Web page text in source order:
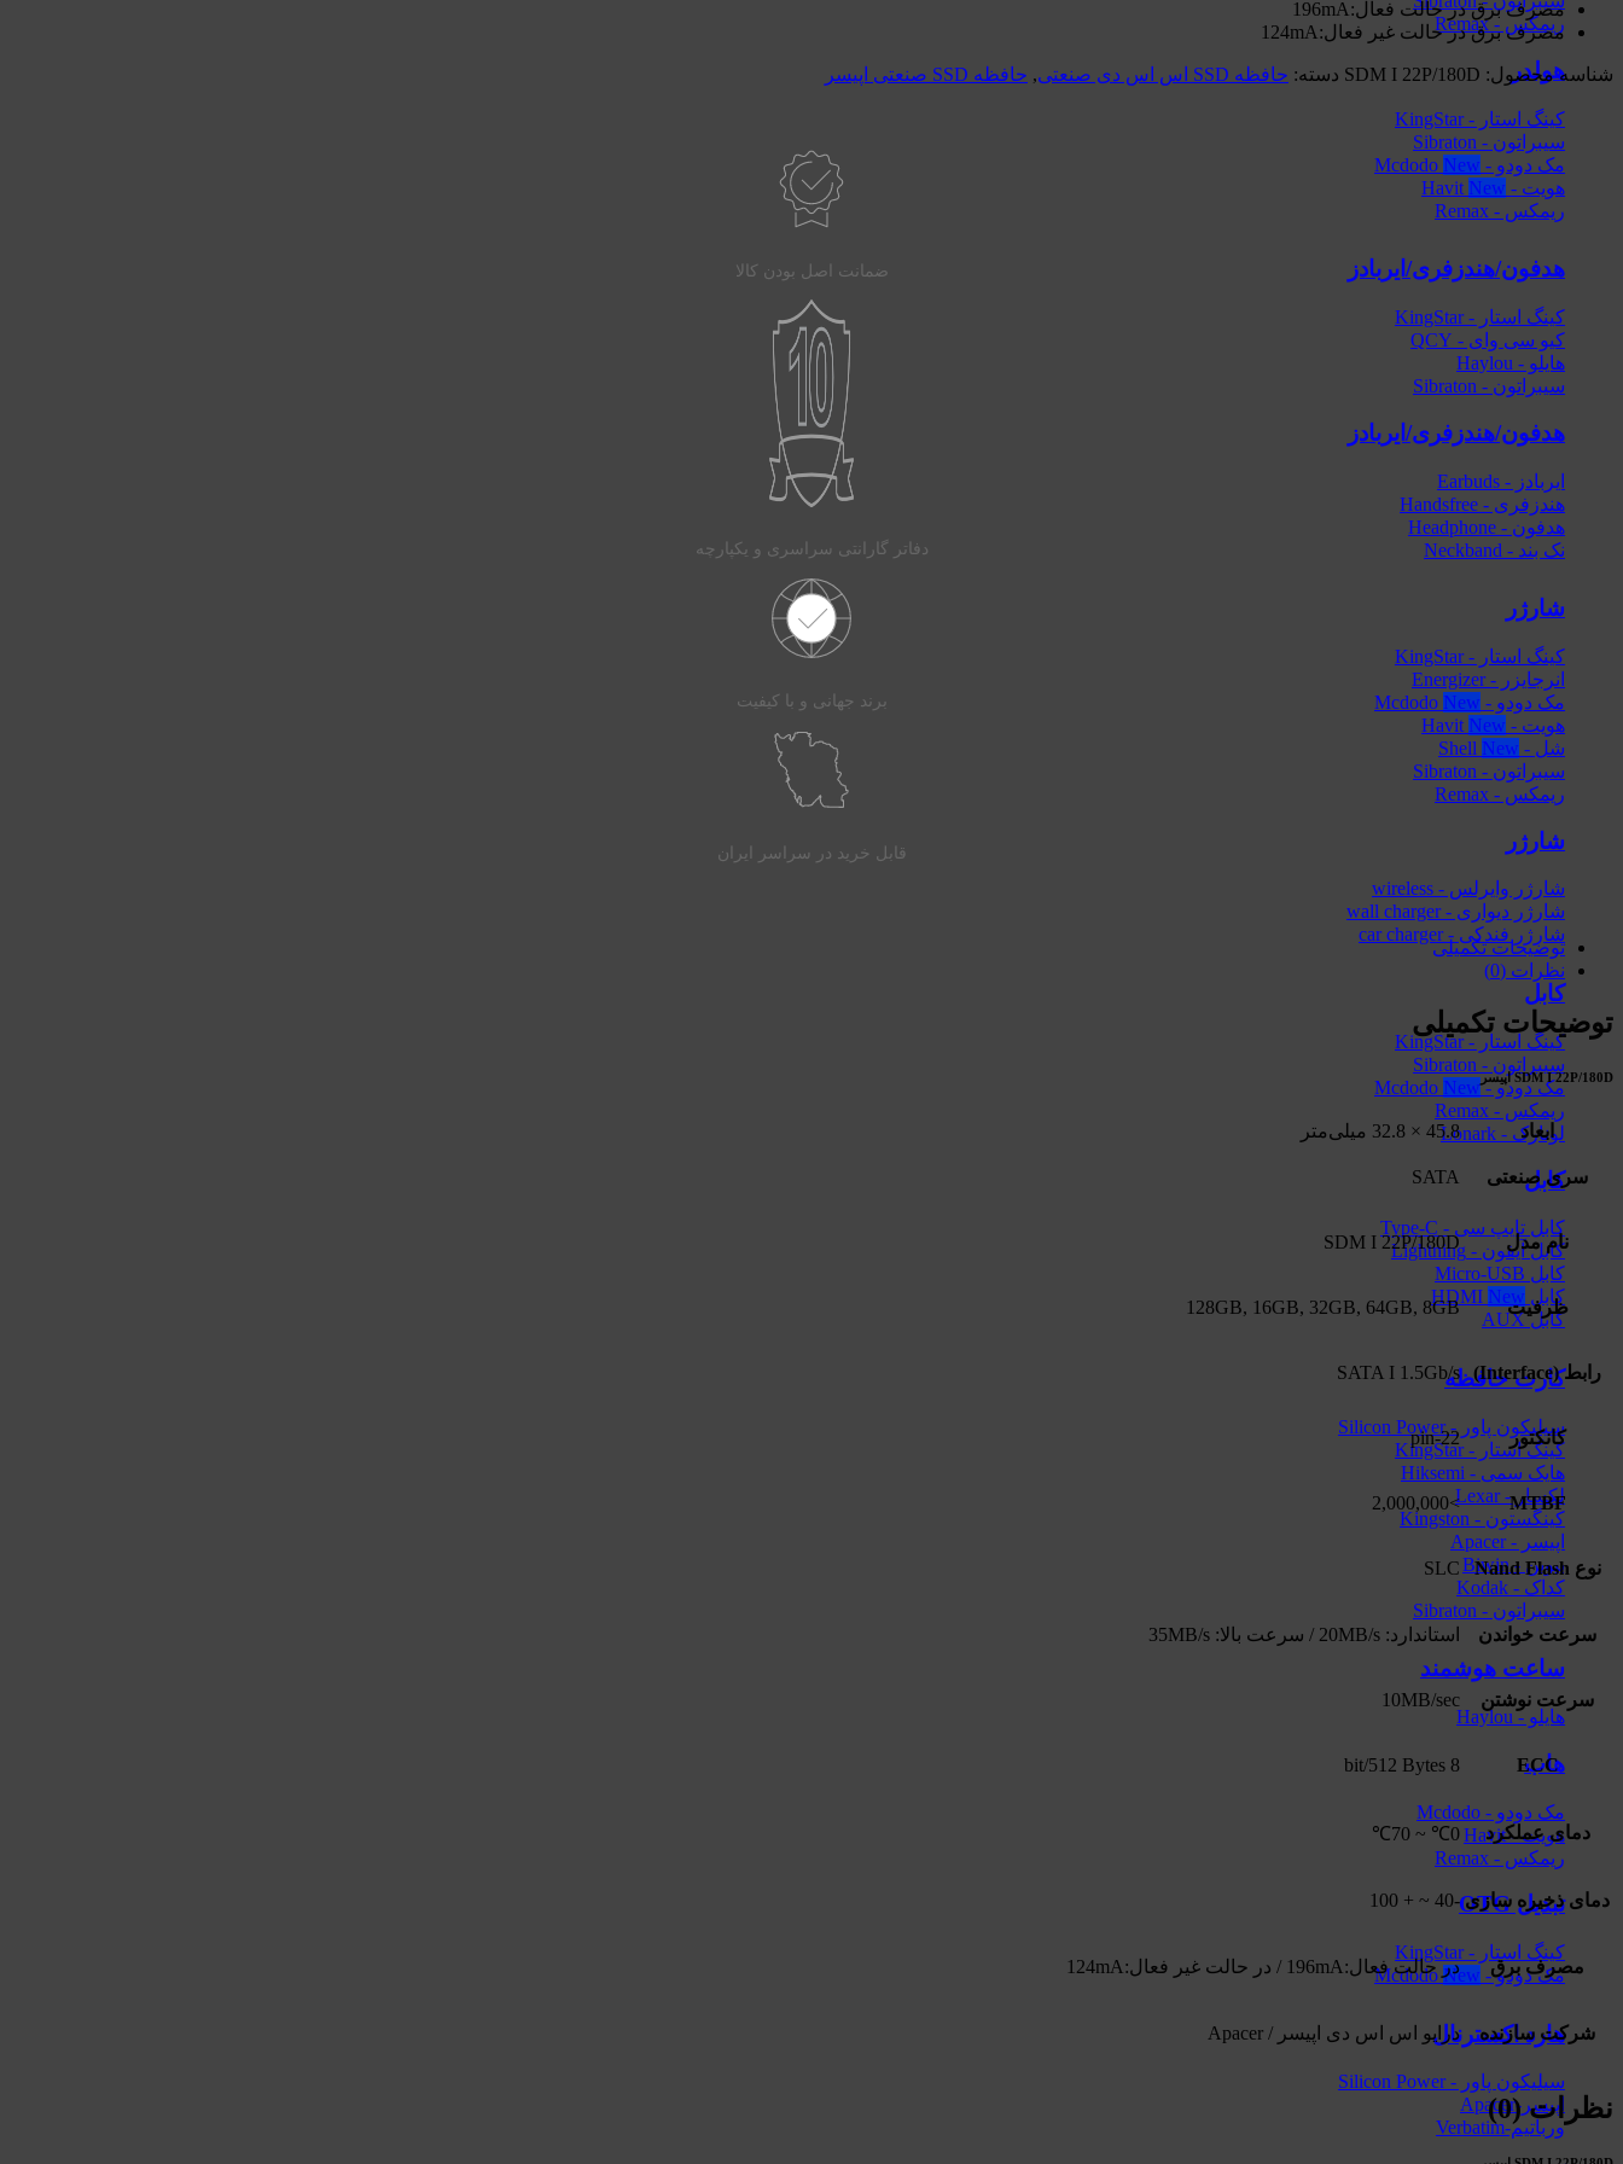
ریمکس - Remax
هولدر
کینگ استار - KingStar
سیبراتون - Sibraton
مک دودو - Mcdodo
هویت - Havit
ریمکس - Remax
هدفون/هندزفری/ایربادز
کینگ استار - KingStar
کیو سی وای - QCY
هایلو - Haylou
سیبراتون - Sibraton
هدفون/هندزفری/ایربادز
ایربادز - Earbuds
هندزفری - Handsfree
هدفون - Headphone
نک بند - Neckband
شارژر
کینگ استار - KingStar
انرجایزر - Energizer
مک دودو - Mcdodo
هویت - Havit
شل - Shell
سیبراتون - Sibraton
ریمکس - Remax
شارژر
شارژر وایرلس - wireless
شارژر دیواری - wall charger
شارژر فندکی - car charger
کابل
کینگ استار - KingStar
سیبراتون - Sibraton
مک دودو - Mcdodo
ریمکس - Remax
لونارک - Lonark
کابل
کابل تایپ سی - Type-C
کابل آیفون - Lightning
کابل Micro-USB
کابل HDMI
کابل AUX
کارت حافظه
سیلیکون پاور - Silicon Power
کینگ استار - KingStar
هایک‌ سمی - Hiksemi
لکسار - Lexar
کینگستون - Kingston
اپیسر - Apacer
بیوین - Biwin
کداک - Kodak
سیبراتون - Sibraton
ساعت هوشمند
هایلو - Haylou
هاب
مک دودو - Mcdodo
هویت - Havit
ریمکس - Remax
تبدیل OTG
کینگ استار - KingStar
مک دودو - Mcdodo
هارد اکسترنال
سیلیکون پاور - Silicon Power
اپیسر-Apacer
ورباتیم-Verbatim
مصرف برق در حالت فعال:196mA
مصرف برق در حالت غیر فعال:124mA
شناسه محصول: SDM I 22P/180D دسته: حافظه SSD اس اس دی صنعتی , حافظه SSD صنعتی اپیسر
ضمانت اصل بودن کالا
دفاتر گارانتی سراسری و یکپارچه
برند جهانی و با کیفیت
قابل خرید در سراسر ایران
توضیحات تکمیلی
نظرات (0)
توضیحات تکمیلی
SDM I 22P/180D اپیسر
ابعاد 45.8 × 32.8 میلی‌متر
سری صنعتی SATA
نام مدل SDM I 22P/180D
ظرفیت 128GB, 16GB, 32GB, 64GB, 8GB
رابط (Interface) SATA I 1.5Gb/s
کانکتور 22-pin
MTBF
>2,000,000
نوع Nand Flash SLC
سرعت خواندن استاندارد: 20MB/s / سرعت بالا: 35MB/s
سرعت نوشتن 10MB/sec
ECC
8 bit/512 Bytes
دمای عملکرد 0℃ ~ 70℃
دمای ذخیره سازی -40 ~ + 100
مصرف برق در حالت فعال:196mA / در حالت غیر فعال:124mA
شرکت سازنده درایو اس اس دی اپیسر / Apacer
نظرات (0)